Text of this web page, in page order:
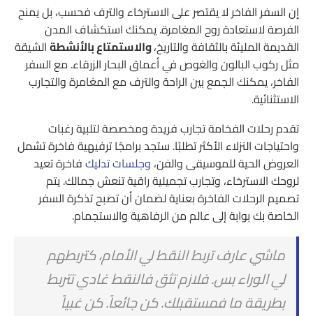
إن السفر الفاخر لا يقتصر على الاسترخاء والترف فحسب، بل يمنح
الفرصة لاستعادة روح المغامرة. يمكنك استكشاف المدن
القديمة المليئة بالثقافة والتاريخ،والاستمتاع بالأنشطةالشيقة
مثل ركوب البالون والغوص في أعماق البحار الزرقاء. مع السفر
الفاخر، يمكنك الجمع بين الراحة والترف مع المغامرة والتجارب
الاستثنائية.
تقدم رحلات الفخامة تجارب فريدة ومخصصة لتلبية رغبات
واحتياجات النزلاء الأكثر تطلبًا. ستجد برامجًا ترفيهية فاخرة تشمل
العروض الحية للموسيقى والفن، وجلسات تدليكفاخرة تعيد
لروحك الاسترخاء، وتجارب تجميلية راقية تنعش جمالك. يتم
تصميم الرحلات الفاخرة بعناية لضمان أن تصبح تذكرة السفر
الخاصة بك بوابة إلى عالم من الرفاهية والاستجمام.
ماشي عارف تربط النقط لي الأمام، كتربطهم
لي الوراء بس. فلازم تثق فالنقط غادي تتربط
بطريقة ما فمستقبلك. كن جائعاً. كن غبياً